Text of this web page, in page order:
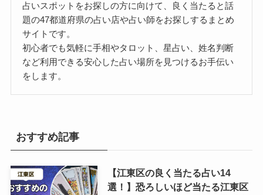
占いスポットをお探しの方に向けて、良く当たると話
題の47都道府県の占い店や占い師をお探しするまとめ
サイトです。
初心者でも気軽に手相やタロット、星占い、姓名判断
など利用できる安心した占い場所を見つけるお手伝い
をします。
おすすめ記事
【江東区の良く当たる占い14
選！】恐ろしいほど当たる江東区